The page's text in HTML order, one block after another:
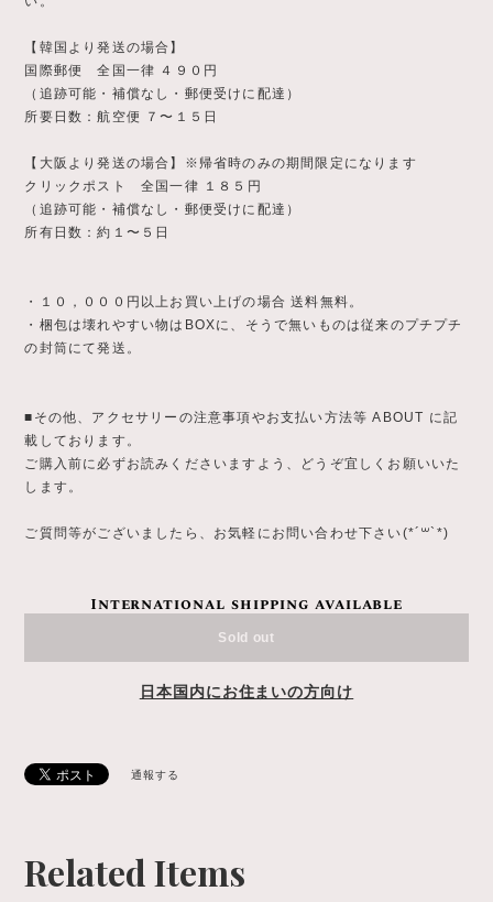
【韓国より発送の場合】
国際郵便 全国一律 ４９０円
（追跡可能・補償なし・郵便受けに配達）
所要日数：航空便 ７〜１５日
【大阪より発送の場合】※帰省時のみの期間限定になります
クリックポスト 全国一律 １８５円
（追跡可能・補償なし・郵便受けに配達）
所有日数：約１〜５日
・１０，０００円以上お買い上げの場合 送料無料。
・梱包は壊れやすい物はBOXに、そうで無いものは従来のプチプチ
の封筒にて発送。
■その他、アクセサリーの注意事項やお支払い方法等 ABOUT に記
載しております。
ご購入前に必ずお読みくださいますよう、どうぞ宜しくお願いいた
します。
ご質問等がございましたら、お気軽にお問い合わせ下さい(*´꒳`*)
International shipping available
Sold out
日本国内にお住まいの方向け
通報する
Related Items